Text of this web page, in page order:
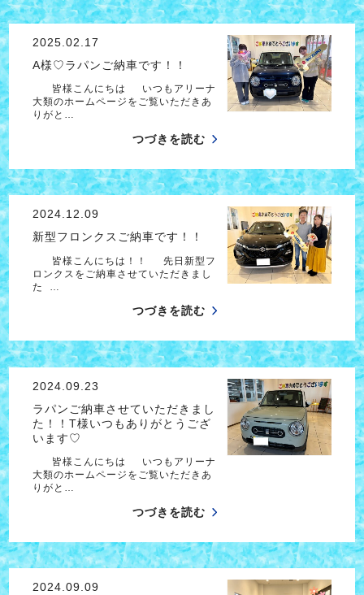
2025.02.17
A様♡ラパンご納車です！！
皆様こんにちは いつもアリーナ
大類のホームページをご覧いただきあ
りがと…
つづきを読む
2024.12.09
新型フロンクスご納車です！！
皆様こんにちは！！ 先日新型フ
ロンクスをご納車させていただきまし
た …
つづきを読む
2024.09.23
ラパンご納車させていただきまし
た！！T様いつもありがとうござ
います♡
皆様こんにちは いつもアリーナ
大類のホームページをご覧いただきあ
りがと…
つづきを読む
2024.09.09